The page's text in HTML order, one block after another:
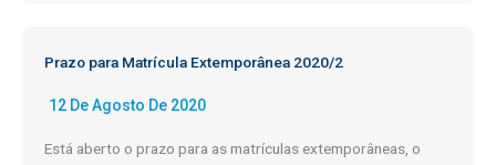
Prazo para Matrícula Extemporânea 2020/2
12 De Agosto De 2020
Está aberto o prazo para as matrículas extemporâneas, o